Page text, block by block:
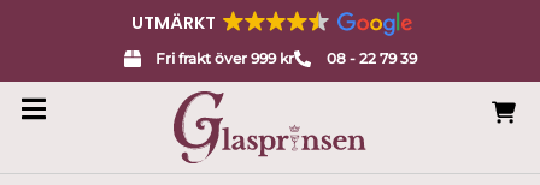
UTMÄRKT
Fri frakt över 999 kr 08 - 22 79 39